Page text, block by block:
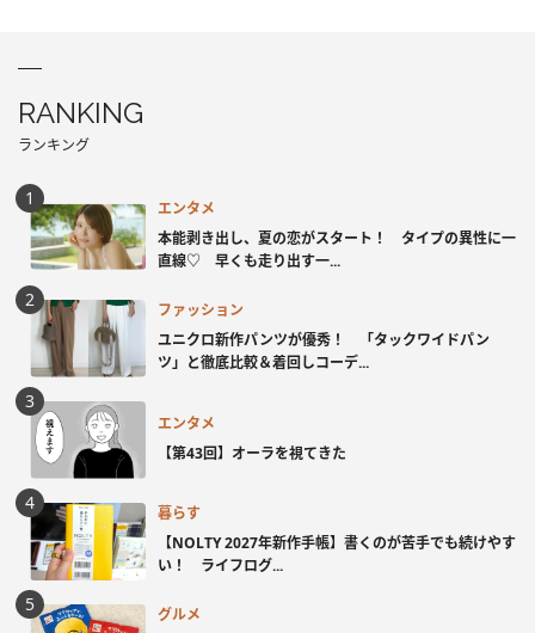
RANKING
ランキング
エンタメ
本能剥き出し、夏の恋がスタート！ タイプの異性に一
直線♡ 早くも走り出す一...
ファッション
ユニクロ新作パンツが優秀！ 「タックワイドパン
ツ」と徹底比較＆着回しコーデ...
エンタメ
【第43回】オーラを視てきた
暮らす
【NOLTY 2027年新作手帳】書くのが苦手でも続けやす
い！ ライフログ...
グルメ